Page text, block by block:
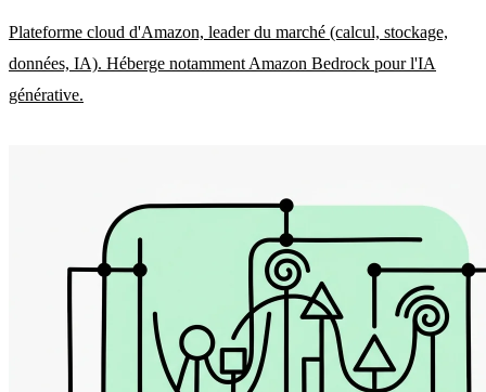
Plateforme cloud d'Amazon, leader du marché (calcul, stockage,
données, IA). Héberge notamment Amazon Bedrock pour l'IA
générative.